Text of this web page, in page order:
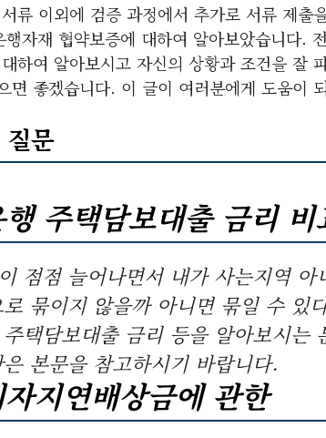
류 이외에 검증 과정에서 추가로 서류 제출
행자재 협약보증에 대하여 알아보았습니다.
하여 알아보시고 자신의 상황과 조건을 잘
면 좋겠습니다. 이 글이 여러분에게 도움이
문
주택담보대출 금리 비
점점 늘어나면서 내가 사는지역
묶이지 않을까 아니면 묶일 수 있
택담보대출 금리 등을 알아보시는
본문을 참고하시기 바랍니다.
자지연배상금에 관한